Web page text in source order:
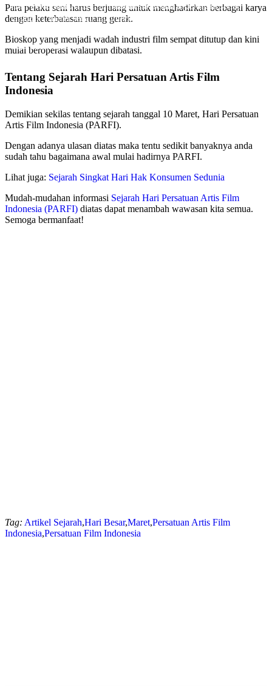
Para pelaku seni harus berjuang untuk menghadirkan berbagai karya
dengan keterbatasan ruang gerak.
Bioskop yang menjadi wadah industri film sempat ditutup dan kini
mulai beroperasi walaupun dibatasi.
Hari Persatuan Artis Film Indonesia Selalu diperingati setiap
tanggal 1 maret setiap tahunnya – Setiap tanggal 10 Maret,
Indonesia (PAR
Oleh Endik Eko
Tentang Sejarah Hari Persatuan Artis Film
Indonesia
Demikian sekilas tentang sejarah tanggal 10 Maret, Hari Persatuan
Artis Film Indonesia (PARFI).
Dengan adanya ulasan diatas maka tentu sedikit banyaknya anda
sudah tahu bagaimana awal mulai hadirnya PARFI.
Lihat juga: Sejarah Singkat Hari Hak Konsumen Sedunia
Mudah-mudahan informasi Sejarah Hari Persatuan Artis Film
Indonesia (PARFI) diatas dapat menambah wawasan kita semua.
Semoga bermanfaat!
Tag: Artikel Sejarah,Hari Besar,Maret,Persatuan Artis Film
Indonesia,Persatuan Film Indonesia